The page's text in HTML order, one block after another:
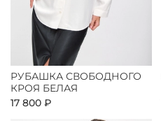
РУБАШКА СВОБОДНОГО
КРОЯ БЕЛАЯ
17 800 ₽